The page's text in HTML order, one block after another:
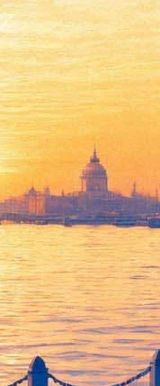
подтвердил
Луиса
Вендерса.